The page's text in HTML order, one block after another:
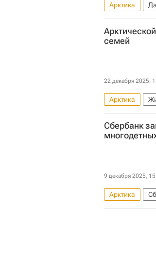
Арктика
семей
22 декабря 2025,
Арктика
Ипотека
Сбербанк
9 декабря 2025,
Арктика